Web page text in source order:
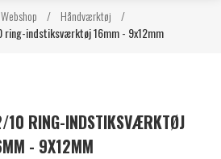
Webshop / Håndværktøj
/
ring-indstiksværktøj 16mm - 9x12mm
10 RING-INDSTIKSVÆRKTØJ
- 9X12MM